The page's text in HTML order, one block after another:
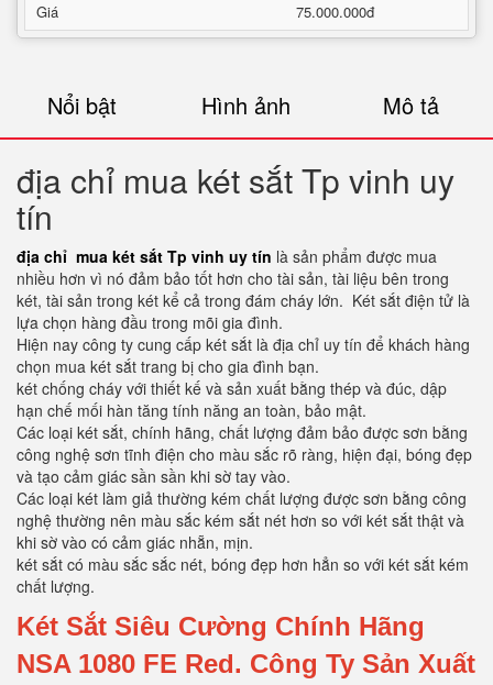
Giá
75.000.000đ
Nổi bật Hình ảnh Mô tả
địa chỉ mua két sắt Tp vinh uy
tín
địa chỉ mua két sắt Tp vinh uy tín là sản phẩm được mua
nhiều hơn vì nó đảm bảo tốt hơn cho tài sản, tài liệu bên trong
két, tài sản trong két kể cả trong đám cháy lớn. Két sắt điện tử là
lựa chọn hàng đầu trong mõi gia đình.
Hiện nay công ty cung cấp két sắt là địa chỉ uy tín để khách hàng
chọn mua két sắt trang bị cho gia đình bạn.
két chống cháy với thiết kế và sản xuất bằng thép và đúc, dập
hạn chế mối hàn tăng tính năng an toàn, bảo mật.
Các loại két sắt, chính hãng, chất lượng đảm bảo được sơn bằng
công nghệ sơn tĩnh điện cho màu sắc rõ ràng, hiện đại, bóng đẹp
và tạo cảm giác sần sần khi sờ tay vào.
Các loại két làm giả thường kém chất lượng được sơn bằng công
nghệ thường nên màu sắc kém sắt nét hơn so với két sắt thật và
khi sờ vào có cảm giác nhẵn, mịn.
két sắt có màu sắc sắc nét, bóng đẹp hơn hẳn so với két sắt kém
chất lượng.
Két Sắt Siêu Cường Chính Hãng
NSA 1080 FE Red. Công Ty Sản Xuất